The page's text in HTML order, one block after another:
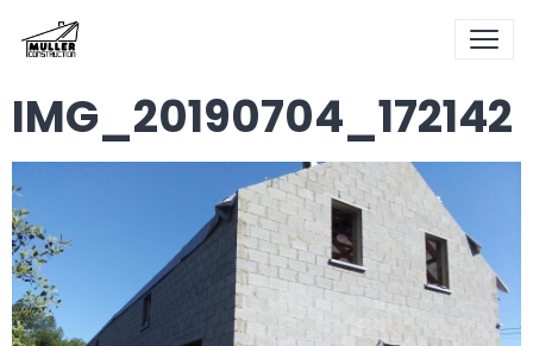
IMG_20190704_172142